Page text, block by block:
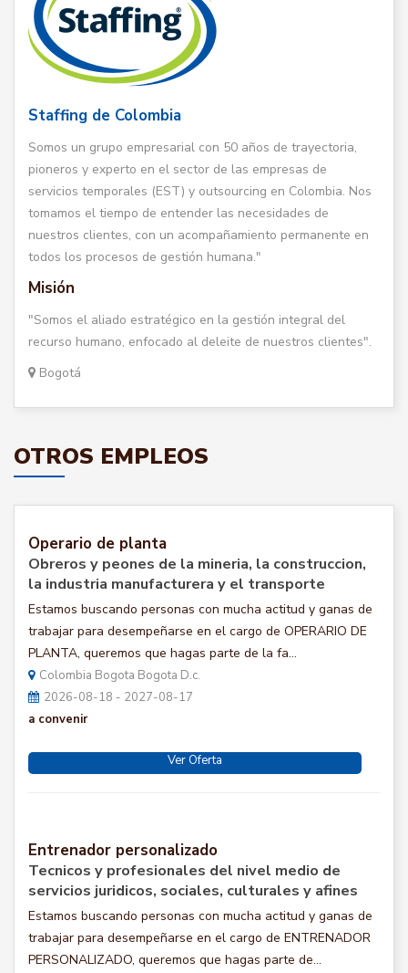
Staffing de Colombia
Somos un grupo empresarial con 50 años de trayectoria,
pioneros y experto en el sector de las empresas de
servicios temporales (EST) y outsourcing en Colombia. Nos
tomamos el tiempo de entender las necesidades de
nuestros clientes, con un acompañamiento permanente en
todos los procesos de gestión humana."
Misión
"Somos el aliado estratégico en la gestión integral del
recurso humano, enfocado al deleite de nuestros clientes".
Bogotá
OTROS EMPLEOS
Operario de planta
Obreros y peones de la mineria, la construccion,
la industria manufacturera y el transporte
Estamos buscando personas con mucha actitud y ganas de
trabajar para desempeñarse en el cargo de OPERARIO DE
PLANTA, queremos que hagas parte de la fa...
Colombia Bogota Bogota D.c.
2026-08-18 - 2027-08-17
a convenir
Ver Oferta
Entrenador personalizado
Tecnicos y profesionales del nivel medio de
servicios juridicos, sociales, culturales y afines
Estamos buscando personas con mucha actitud y ganas de
trabajar para desempeñarse en el cargo de ENTRENADOR
PERSONALIZADO, queremos que hagas parte de...